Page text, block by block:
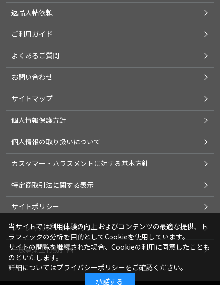
返品入帖依頼
ご利用ガイド
よくあるご質問
お問い合わせ
サイトマップ
個人情報保護方針
個人情報の取り扱いについて
カスタマー・ハラスメントに対する基本方針
特定商取引法に関する表示
サイトポリシー
ソーシャルメディアポリシー
一般事業主行動計画
当サイトでは利用体験の向上およびコンテンツの最適な提供、ト
ラフィックの分析を目的としてCookieを使用しています。
サイトの閲覧を継続された場合、Cookieの利用に同意したことも
のといたします。
詳細についてはプライバシーポリシーをご確認ください。
承諾する